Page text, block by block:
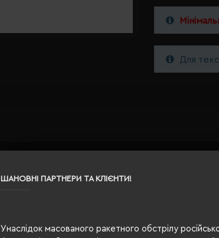
ШАНОВНІ ПАРТНЕРИ ТА КЛІЄНТИ!
Унаслідок масованого ракетного обстрілу
Для